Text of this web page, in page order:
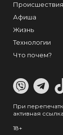
Происшествия
Афиша
Жизнь
Технологии
Что почем?
При
активная
18+